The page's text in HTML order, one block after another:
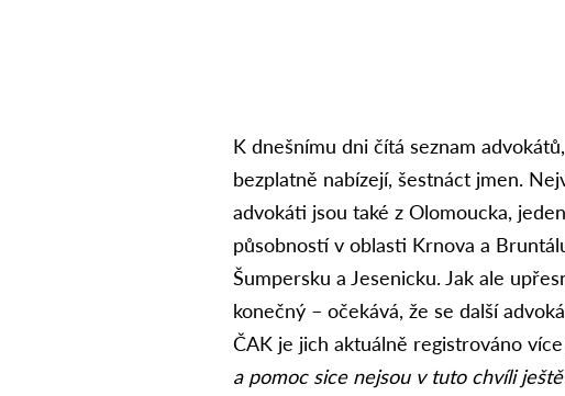
K dnešnímu dni čítá seznam
bezplatně nabízejí, šestnáct jmen.
advokáti jsou také z Olomoucka,
působností v oblasti Krnova a
Šumpersku a Jesenicku. Jak ale
konečný – očekává, že se další
ČAK je jich aktuálně registrováno
a pomoc sice nejsou v tuto chvíli